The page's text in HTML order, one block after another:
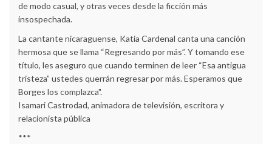
de modo casual, y otras veces desde la ficción más
insospechada.
La cantante nicaraguense, Katia Cardenal canta una canción
hermosa que se llama “Regresando por más”. Y tomando ese
título, les aseguro que cuando terminen de leer “Esa antigua
tristeza” ustedes querrán regresar por más. Esperamos que
Borges los complazca".
Isamari Castrodad, animadora de televisión, escritora y
relacionista pública
***